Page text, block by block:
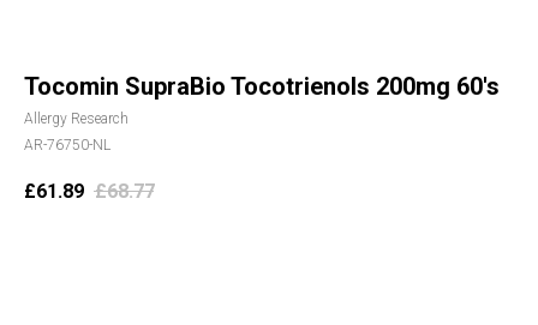
Tocomin SupraBio Tocotrienols 200mg 60's
Allergy Research
AR-76750-NL
£61.89 £68.77